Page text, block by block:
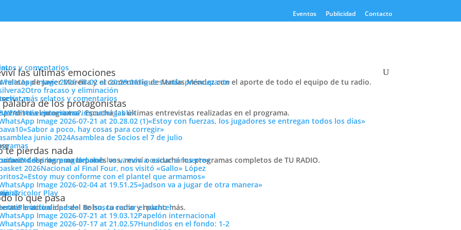
Eventos Publicidad Contacto
y comentarios
las últimas emociones
relatos de Javier Moreira y el comentario de Matías Méndez con el aporte de todo el equipo de tu radio.
Sigue siendo preocupante
Otro fracaso y eliminación
más relatos y comentarios
palabra de los protagonistas
perdiste el programa?. Escuchá las últimas entrevistas realizadas en el programa.
más entrevistas
«La victoria era impostergable»
«Estoy con fuerzas, los jugadores se entregan todos los días»
«Sabor a poco, hay cosas para corregir»
Asamblea de Socios el 7 de julio
te pierdas nada
del programa lo ponés vos, reviví o escuchá los programas completos de TU RADIO.
todos los programas
«Los intereses del club los vamos a cuidar a muerte»
Nacional al Final Four, nos visitó «Gallo» López
«Estoy muy conforme con el plantel que armamos»
«Jadson va a jugar de otra manera»
Play
lo que pasa
la actualidad del Bolso, tu radio y mucho más.
más noticias
Período de pases: se busca cerrar el plantel
Papelón internacional
Hundidos en el fondo: 1-2
bloque del primer programa de
el aguante en la 1010 Am,a todos muchas gracia por la fidelidad y el
lugares que en la pasada emisora no llegábamos, como desde Fray Bentos,
Tweets by PasionTricolor1